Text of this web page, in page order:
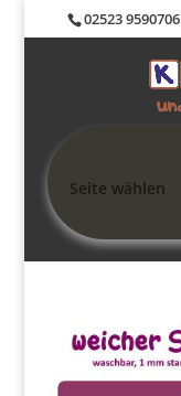
02523 9590706
Seite wählen